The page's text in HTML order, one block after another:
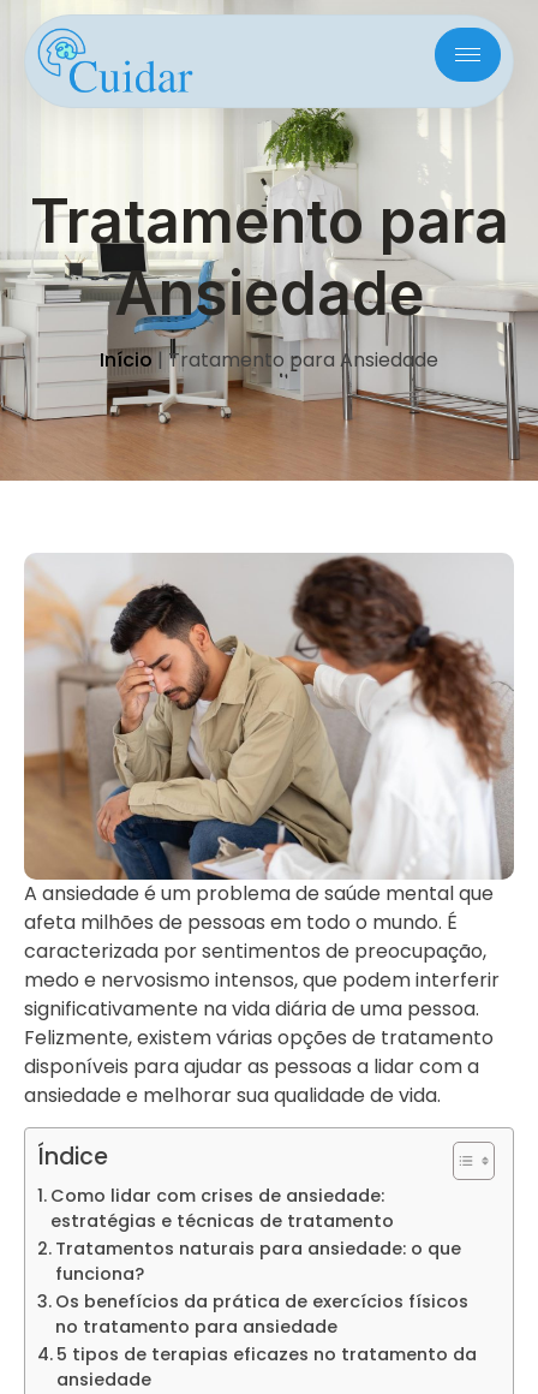
Tratamento para
Ansiedade
Início | Tratamento para Ansiedade
A ansiedade é um problema de saúde mental que
afeta milhões de pessoas em todo o mundo. É
caracterizada por sentimentos de preocupação,
medo e nervosismo intensos, que podem interferir
significativamente na vida diária de uma pessoa.
Felizmente, existem várias opções de tratamento
disponíveis para ajudar as pessoas a lidar com a
ansiedade e melhorar sua qualidade de vida.
Índice
Como lidar com crises de ansiedade:
estratégias e técnicas de tratamento
Tratamentos naturais para ansiedade: o que
funciona?
Os benefícios da prática de exercícios físicos
no tratamento para ansiedade
5 tipos de terapias eficazes no tratamento da
ansiedade